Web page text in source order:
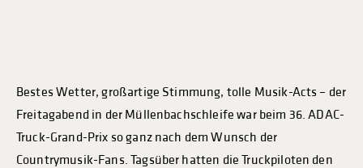
Bestes Wetter, großartige Stimmung, tolle Musik-Acts – der
Freitagabend in der Müllenbachschleife war beim 36. ADAC-
Truck-Grand-Prix so ganz nach dem Wunsch der
Countrymusik-Fans. Tagsüber hatten die Truckpiloten den